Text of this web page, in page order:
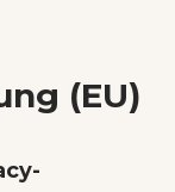
(EU)